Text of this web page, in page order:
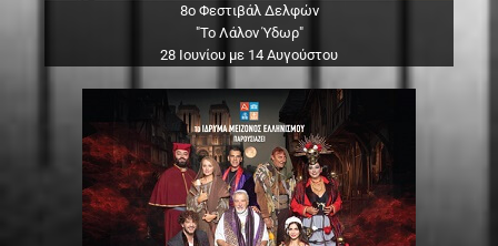
8ο Φεστιβάλ Δελφών
"Το Λάλον Ύδωρ"
28 Ιουνίου με 14 Αυγούστου